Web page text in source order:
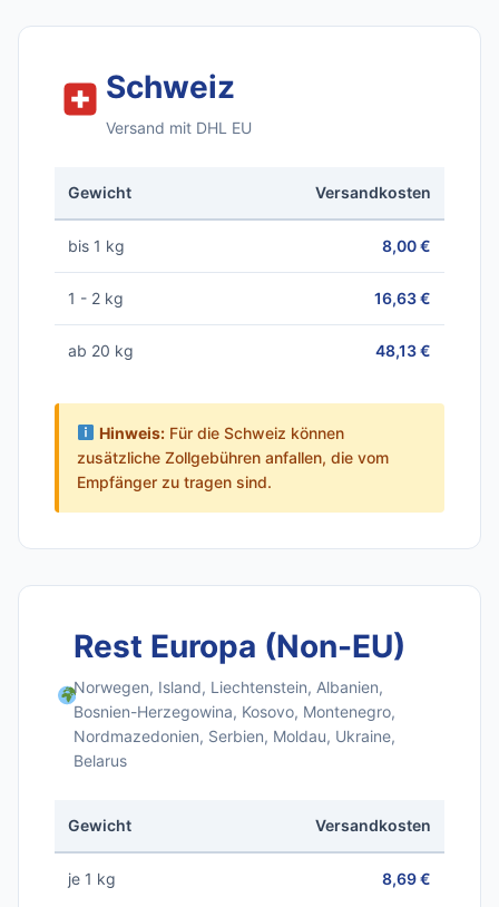
Schweiz
Versand mit DHL EU
Gewicht Versandkosten
bis 1 kg 8,00 €
1 - 2 kg 16,63 €
ab 20 kg 48,13 €
Hinweis:Für die Schweiz können
zusätzliche Zollgebühren anfallen, die vom
Empfänger zu tragen sind.
Rest Europa (Non-EU)
Norwegen, Island, Liechtenstein, Albanien,
Bosnien-Herzegowina, Kosovo, Montenegro,
Nordmazedonien, Serbien, Moldau, Ukraine,
Belarus
Gewicht Versandkosten
je 1 kg 8,69 €